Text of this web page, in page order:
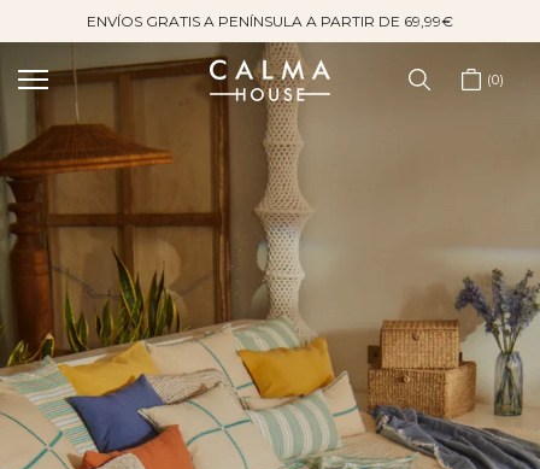
contenido
ENVÍOS GRATIS A PENÍNSULA A PARTIR DE 69,99€
0